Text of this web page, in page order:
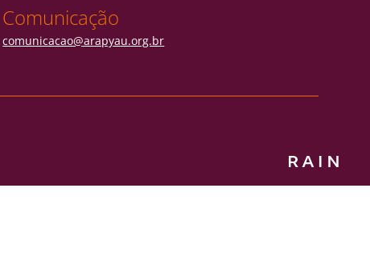
Comunicação
comunicacao@arapyau.org.br